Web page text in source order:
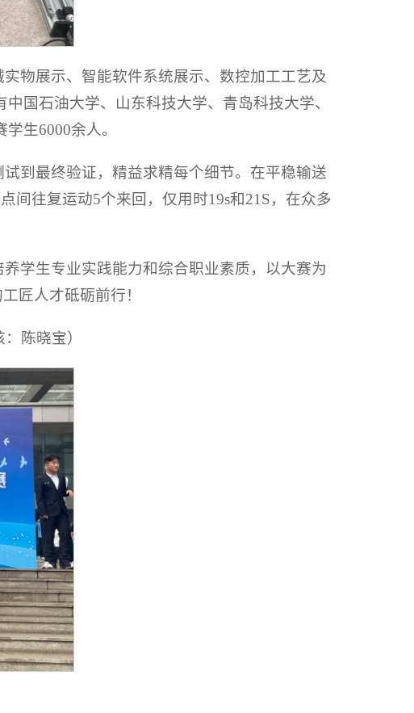
物展示、智能软件系统展示、数控加工工艺及
国石油大学、山东科技大学、青岛科技大学、
生6000余人。
到最终验证，精益求精每个细节。在平稳输送
间往复运动5个来回，仅用时19s和21S，在众多
学生专业实践能力和综合职业素质，以大赛为
匠人才砥砺前行！
陈晓宝）